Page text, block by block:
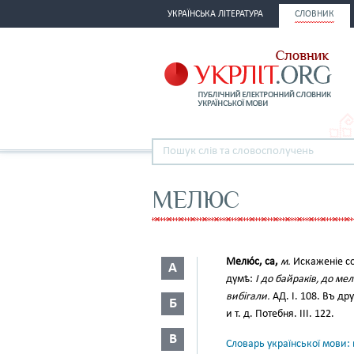
УКРАЇНСЬКА ЛІТЕРАТУРА СЛОВНИК
МЕЛЮС
А
Б
В
Мелю́с, са, м. Искаженіе
думѣ: І до байраків, до
вибігали. АД. І. 108. Въ
и т. д. Потебня. III. 122.
Словарь української